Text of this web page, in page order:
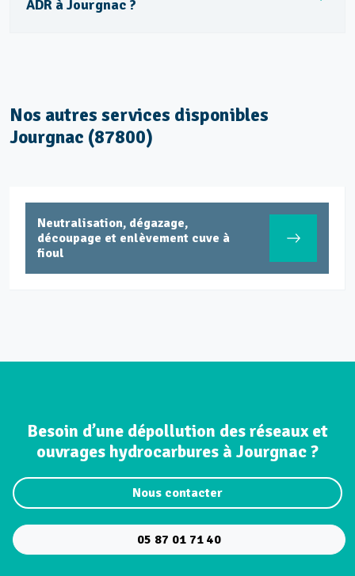
ADR à Jourgnac ?
Nos autres services disponibles
Jourgnac (87800)
Neutralisation, dégazage,
découpage et enlèvement cuve à
fioul
Besoin d’une dépollution des réseaux et
ouvrages hydrocarbures à Jourgnac ?
Nous contacter
05 87 01 71 40